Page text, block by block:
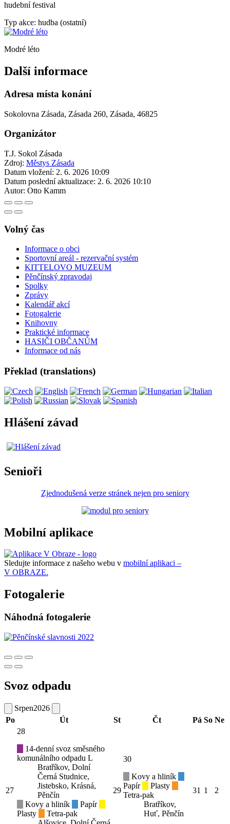
hudební festival
Typ akce: hudba (ostatní)
Modré léto
Další informace
Adresa místa konání
Sokolovna Zásada, Zásada 260, Zásada, 46825
Organizátor
T.J. Sokol Zásada
Zdroj: Městys Zásada
Datum vložení: 2. 6. 2026 10:09
Datum poslední aktualizace: 2. 6. 2026 10:10
Autor: Otto Kamm
Volný čas
Informace o obci
Sportovní areál - rezervační systém
KITTELOVO MUZEUM
Pěnčínský zpravodaj
Spolky
Zprávy
Kalendář akcí
Fotogalerie
Knihovny
Praktické informace
HASIČI OBČANŮM
Informace od nás
Překlad (translations)
Hlášení závad
Senioři
Zjednodušená verze stránek nejen pro seniory
Mobilní aplikace
Sledujte informace z našeho webu v mobilní aplikaci –
V OBRAZE.
Fotogalerie
Náhodná fotogalerie
Svoz odpadu
Srpen2026
Po
Út St Čt Pá So Ne
27
28
14-denní svoz směsného
komunálního odpadu L
Bratříkov, Dolní
Černá Studnice,
Jistebsko, Krásná,
Pěnčín
Kovy a hliník
Papír
Plasty
Tetra-pak
29
30
Kovy a hliník
Papír
Plasty
Tetra-pak
Bratříkov,
Huť, Pěnčín
31 1 2